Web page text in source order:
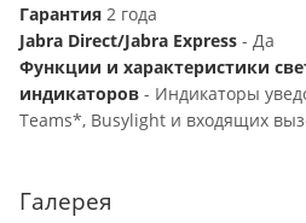
Гарантия 2 года
Jabra Direct/Jabra Express - Да
Функции и характеристики
индикаторов - Индикаторы
Teams*, Busylight и входящих
Галерея